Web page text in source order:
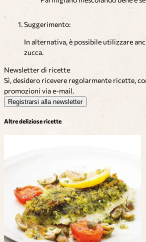
Suggerimento:
In alternativa, è possibile utilizzare
zucca.
Newsletter di ricette
Sì, desidero ricevere regolarmente ricette,
promozioni via e-mail.
Registrarsi alla newsletter
Altre deliziose ricette